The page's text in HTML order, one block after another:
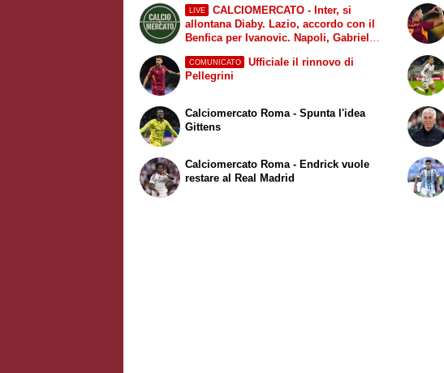
LIVE
CALCIOMERCATO - Inter, si
allontana Diaby. Lazio, accordo con il
Benfica per Ivanovic. Napoli, Gabriel
Juventus, accelera per Zirkzee
COMUNICATO
Ufficiale il rinnovo di
Pellegrini
Calciomercato Roma - Spunta l'idea
Gittens
Calciomercato Roma - Endrick vuole
restare al Real Madrid